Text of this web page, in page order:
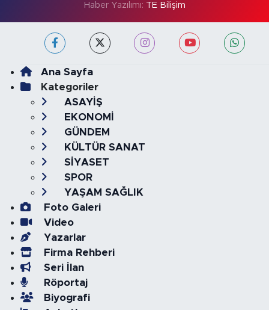
Haber Yazılımı: TE Bilişim
Ana Sayfa
Kategoriler
ASAYİŞ
EKONOMİ
GÜNDEM
KÜLTÜR SANAT
SİYASET
SPOR
YAŞAM SAĞLIK
Foto Galeri
Video
Yazarlar
Firma Rehberi
Seri İlan
Röportaj
Biyografi